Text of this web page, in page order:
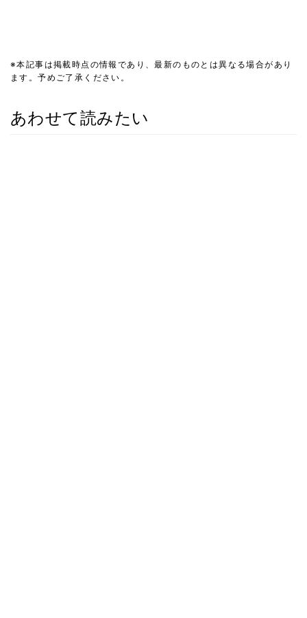
※本記事は掲載時点の情報であり、最新のものとは異なる場合があり
ます。予めご了承ください。
あわせて読みたい